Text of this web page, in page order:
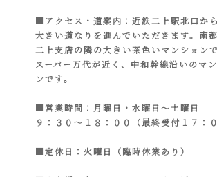
■アクセス・道案内：近鉄二上駅北口か
大きい道なりを進んでいただきます。南
二上支店の隣の大きい茶色いマンションで
スーパー万代が近く、中和幹線沿いのマ
ンです。
■営業時間：月曜日・水曜日～土曜日
９：３０～１８：００（最終受付１７：０
■定休日：火曜日（臨時休業あり）